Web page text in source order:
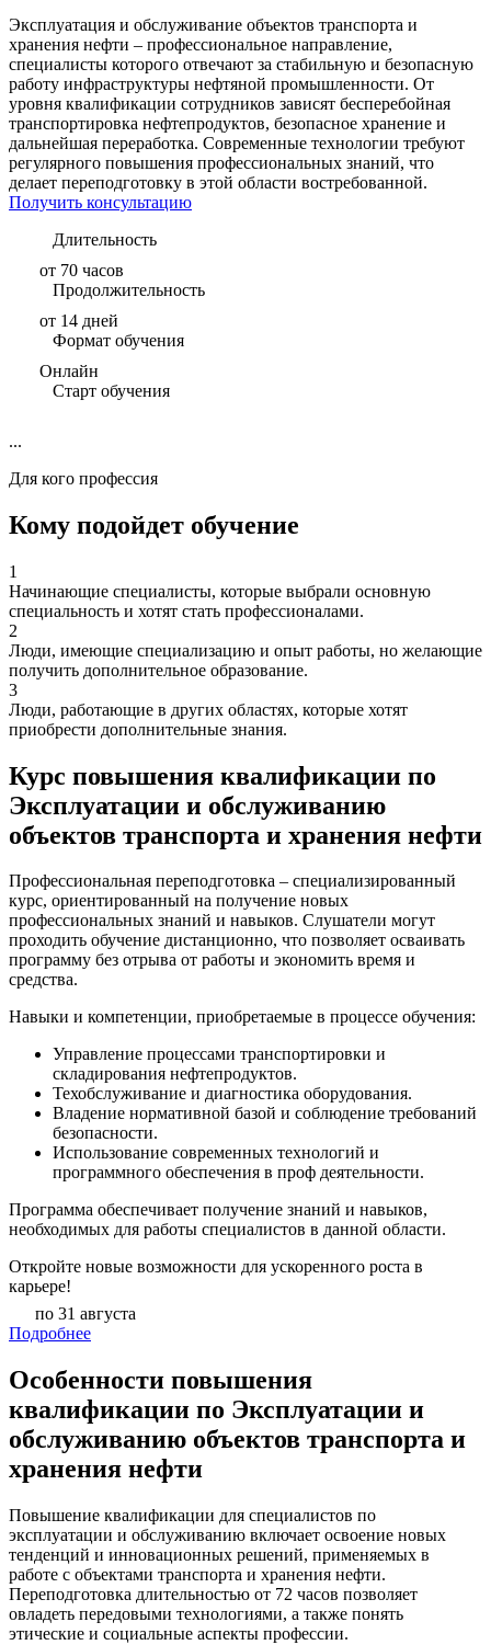
Эксплуатация и обслуживание объектов транспорта и
хранения нефти – профессиональное направление,
специалисты которого отвечают за стабильную и безопасную
работу инфраструктуры нефтяной промышленности. От
уровня квалификации сотрудников зависят бесперебойная
транспортировка нефтепродуктов, безопасное хранение и
дальнейшая переработка. Современные технологии требуют
регулярного повышения профессиональных знаний, что
делает переподготовку в этой области востребованной.
Получить консультацию
Длительность
от 70 часов
Продолжительность
от 14 дней
Формат обучения
Онлайн
Старт обучения
...
Для кого профессия
Кому подойдет обучение
1
Начинающие специалисты, которые выбрали основную
специальность и хотят стать профессионалами.
2
Люди, имеющие специализацию и опыт работы, но желающие
получить дополнительное образование.
3
Люди, работающие в других областях, которые хотят
приобрести дополнительные знания.
Курс повышения квалификации по
Эксплуатации и обслуживанию
объектов транспорта и хранения нефти
Профессиональная переподготовка – специализированный
курс, ориентированный на получение новых
профессиональных знаний и навыков. Слушатели могут
проходить обучение дистанционно, что позволяет осваивать
программу без отрыва от работы и экономить время и
средства.
Навыки и компетенции, приобретаемые в процессе обучения:
Управление процессами транспортировки и
складирования нефтепродуктов.
Техобслуживание и диагностика оборудования.
Владение нормативной базой и соблюдение требований
безопасности.
Использование современных технологий и
программного обеспечения в проф деятельности.
Программа обеспечивает получение знаний и навыков,
необходимых для работы специалистов в данной области.
Откройте новые возможности для ускоренного роста в
карьере!
по 31 августа
Подробнее
Особенности повышения
квалификации по Эксплуатации и
обслуживанию объектов транспорта и
хранения нефти
Повышение квалификации для специалистов по
эксплуатации и обслуживанию включает освоение новых
тенденций и инновационных решений, применяемых в
работе с объектами транспорта и хранения нефти.
Переподготовка длительностью от 72 часов позволяет
овладеть передовыми технологиями, а также понять
этические и социальные аспекты профессии.